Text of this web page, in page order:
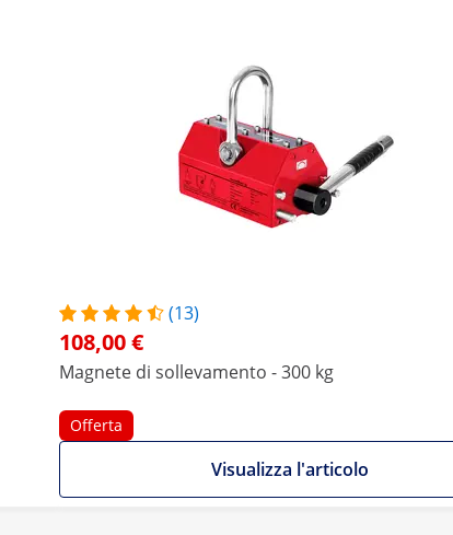
(13)
108,00 €
Magnete di sollevamento - 300 kg
Offerta
Visualizza l'articolo